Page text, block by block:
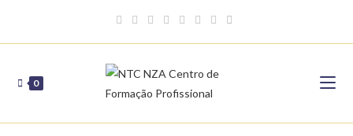
content
0